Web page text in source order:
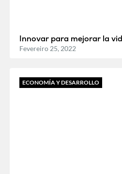
Innovar para mejorar la
Fevereiro 25, 2022
ECONOMÍA Y DESARROLLO